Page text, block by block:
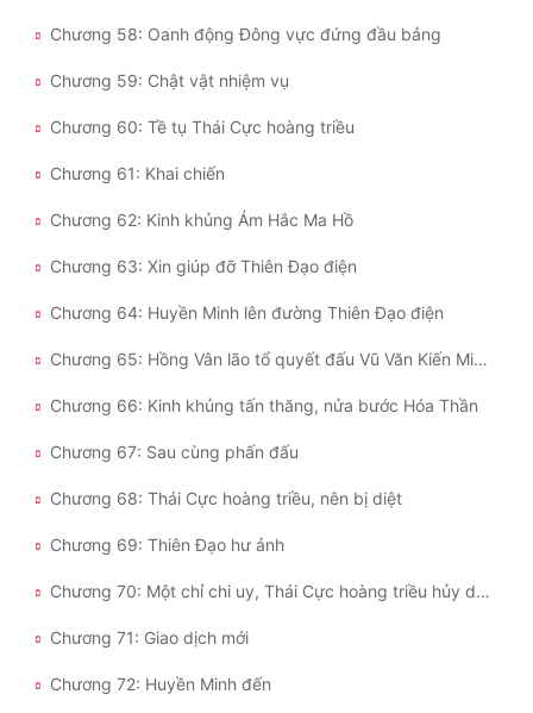
Chương 58: Oanh động Đông vực đứng đầu bảng
Chương 59: Chật vật nhiệm vụ
Chương 60: Tề tụ Thái Cực hoàng triều
Chương 61: Khai chiến
Chương 62: Kinh khủng Ám Hắc Ma Hồ
Chương 63: Xin giúp đỡ Thiên Đạo điện
Chương 64: Huyền Minh lên đường Thiên Đạo điện
Chương 65: Hồng Vân lão tổ quyết đấu Vũ Văn Kiến Minh
Chương 66: Kinh khủng tấn thăng, nửa bước Hóa Thần
Chương 67: Sau cùng phấn đấu
Chương 68: Thái Cực hoàng triều, nên bị diệt
Chương 69: Thiên Đạo hư ảnh
Chương 70: Một chỉ chi uy, Thái Cực hoàng triều hủy diệt
Chương 71: Giao dịch mới
Chương 72: Huyền Minh đến